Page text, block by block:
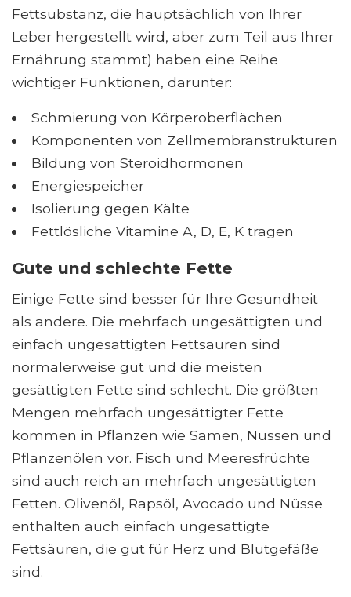
Fettsubstanz, die hauptsächlich von Ihrer
Leber hergestellt wird, aber zum Teil aus Ihrer
Ernährung stammt) haben eine Reihe
wichtiger Funktionen, darunter:
Schmierung von Körperoberflächen
Komponenten von Zellmembranstrukturen
Bildung von Steroidhormonen
Energiespeicher
Isolierung gegen Kälte
Fettlösliche Vitamine A, D, E, K tragen
Gute und schlechte Fette
Einige Fette sind besser für Ihre Gesundheit
als andere. Die mehrfach ungesättigten und
einfach ungesättigten Fettsäuren sind
normalerweise gut und die meisten
gesättigten Fette sind schlecht. Die größten
Mengen mehrfach ungesättigter Fette
kommen in Pflanzen wie Samen, Nüssen und
Pflanzenölen vor. Fisch und Meeresfrüchte
sind auch reich an mehrfach ungesättigten
Fetten. Olivenöl, Rapsöl, Avocado und Nüsse
enthalten auch einfach ungesättigte
Fettsäuren, die gut für Herz und Blutgefäße
sind.